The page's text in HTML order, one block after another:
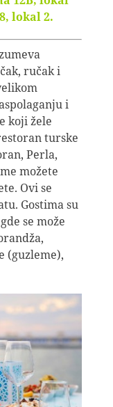
lokal 2.
ručak i
i
koji žele
turske
Perla,
možete
Ovi se
Gostima su
se može
(guzleme),